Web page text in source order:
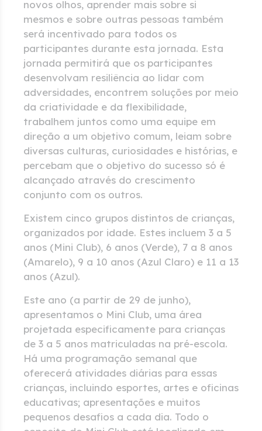
novos olhos, aprender mais sobre si
mesmos e sobre outras pessoas também
será incentivado para todos os
participantes durante esta jornada. Esta
jornada permitirá que os participantes
desenvolvam resiliência ao lidar com
adversidades, encontrem soluções por meio
da criatividade e da flexibilidade,
trabalhem juntos como uma equipe em
direção a um objetivo comum, leiam sobre
diversas culturas, curiosidades e histórias, e
percebam que o objetivo do sucesso só é
alcançado através do crescimento
conjunto com os outros.
Existem cinco grupos distintos de crianças,
organizados por idade. Estes incluem 3 a 5
anos (Mini Club), 6 anos (Verde), 7 a 8 anos
(Amarelo), 9 a 10 anos (Azul Claro) e 11 a 13
anos (Azul).
Este ano (a partir de 29 de junho),
apresentamos o Mini Club, uma área
projetada especificamente para crianças
de 3 a 5 anos matriculadas na pré-escola.
Há uma programação semanal que
oferecerá atividades diárias para essas
crianças, incluindo esportes, artes e oficinas
educativas; apresentações e muitos
pequenos desafios a cada dia. Todo o